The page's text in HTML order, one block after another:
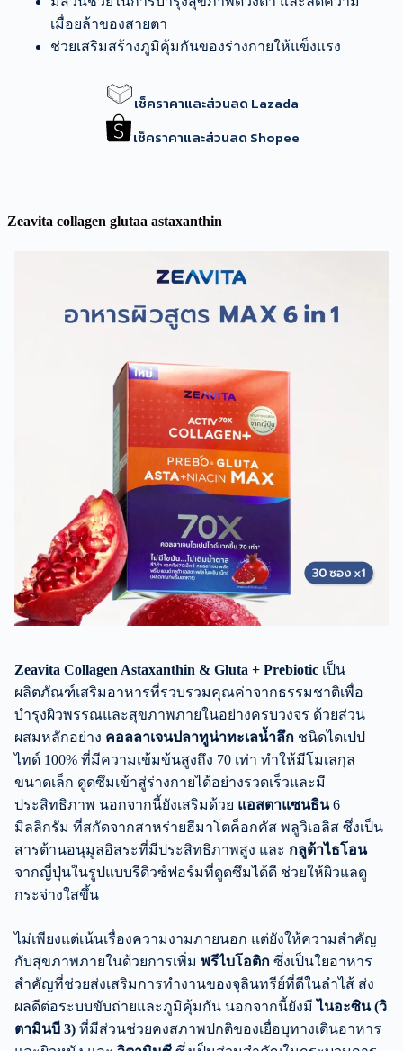
เมื่อยล้าของสายตา
ช่วยเสริมสร้างภูมิคุ้มกันของร่างกายให้แข็งแรง
เช็คราคาและส่วนลด Lazada
เช็คราคาและส่วนลด Shopee
Zeavita collagen glutaa astaxanthin
Zeavita Collagen Astaxanthin & Gluta + Prebiotic เป็น
ผลิตภัณฑ์เสริมอาหารที่รวบรวมคุณค่าจากธรรมชาติเพื่อ
บำรุงผิวพรรณและสุขภาพภายในอย่างครบวงจร ด้วยส่วน
ผสมหลักอย่าง คอลลาเจนปลาทูน่าทะเลน้ำลึก ชนิดไดเปป
ไทด์ 100% ที่มีความเข้มข้นสูงถึง 70 เท่า ทำให้มีโมเลกุล
ขนาดเล็ก ดูดซึมเข้าสู่ร่างกายได้อย่างรวดเร็วและมี
ประสิทธิภาพ นอกจากนี้ยังเสริมด้วย แอสตาแซนธิน6
มิลลิกรัม ที่สกัดจากสาหร่ายฮีมาโตค็อกคัส พลูวิเอลิส ซึ่งเป็น
สารต้านอนุมูลอิสระที่มีประสิทธิภาพสูง และ กลูต้าไธโอน
จากญี่ปุ่นในรูปแบบรีดิวซ์ฟอร์มที่ดูดซึมได้ดี ช่วยให้ผิวแลดู
กระจ่างใสขึ้น
ไม่เพียงแต่เน้นเรื่องความงามภายนอก แต่ยังให้ความสำคัญ
กับสุขภาพภายในด้วยการเพิ่ม พรีไบโอติก ซึ่งเป็นใยอาหาร
สำคัญที่ช่วยส่งเสริมการทำงานของจุลินทรีย์ที่ดีในลำไส้ ส่ง
ผลดีต่อระบบขับถ่ายและภูมิคุ้มกัน นอกจากนี้ยังมีไนอะซิน (วิ
ตามินบี 3) ที่มีส่วนช่วยคงสภาพปกติของเยื่อบุทางเดินอาหาร